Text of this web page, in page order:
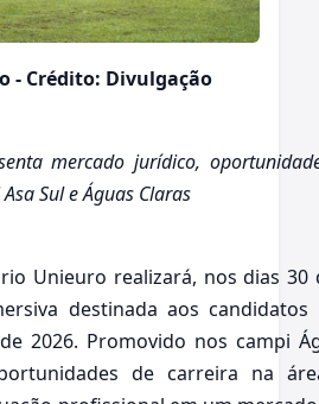
- Crédito: Divulgação
mercado jurídico,
Sul e Águas Claras
Unieuro realizará, nos dias
destinada aos
2026. Promovido nos campi
de carreira na